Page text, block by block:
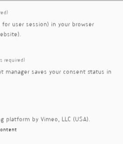
geassocieerd is
die aders, waardoor het
begint te ontsteken.
300 mg troxerutine. De
zijn beter bestudeerd
en hemorroïden, maar
bij bekkenpijn,
van de microcirculatie
studie deden maar
user session) in your browser
required)
manager saves your consent status in
platform by Vimeo, LLC (USA).